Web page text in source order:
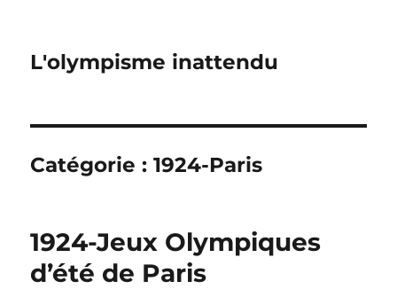
L'olympisme inattendu
Catégorie :1924-Paris
1924-Jeux Olympiques
d’été de Paris